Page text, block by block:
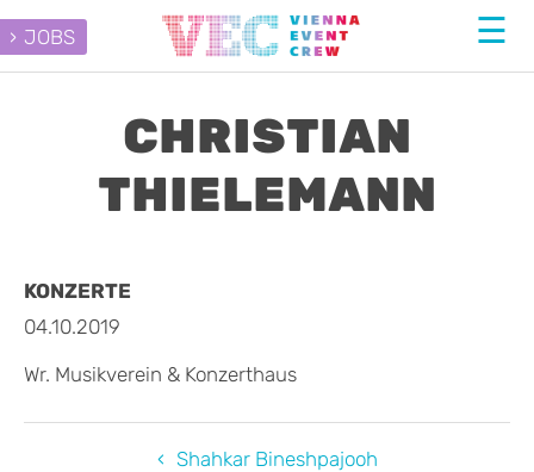
JOBS
CHRISTIAN
THIELEMANN
KONZERTE
04.10.2019
Wr. Musikverein & Konzerthaus
Shahkar Bineshpajooh